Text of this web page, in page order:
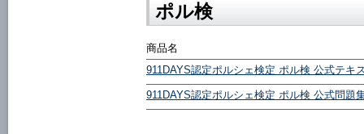
ポル検
商品名
911DAYS認定ポルシェ検定 ポル検 公式テキ
911DAYS認定ポルシェ検定 ポル検 公式問題